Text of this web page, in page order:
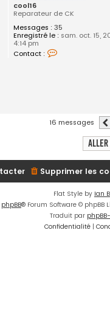
cool16
Reparateur de CK
Messages : 35
Enregistré le : sam. oct. 15,
4:14 pm
Contact :
c
6
16 messages
Aller
Supprimer les
Flat Style by Ian
phpBB® Forum Software © phpBB
Traduit par
Confidentialité |